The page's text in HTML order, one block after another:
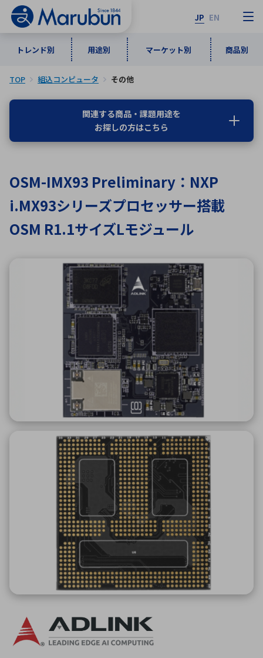
JP EN
トレンド別 用途別 マーケット別 商品別
トレンド別
インダストリアルDXソリューション
5G・Local 5G
ワイヤレス給電
ロボティクス（AI）
データセンタ・クラウド
ミリ波レーダー
ブログ｜ここから始まる最新技術
用途別
通信・ネットワーク
監視・セキュリティ
計測・検出
品質管理・検査
接着・接合
製品製造・加工
レーダ・衛星通信
シミュレーター
環境構築・開発システム
半導体・電子部品小ロット
マーケット別
情報通信 宇宙・防衛
民生 医療
商品別
計測・測定・表示機器 検査・分析機器
ICTソリューション 組立・ロボティクス
レーザー・光学部品 組込コンピュータ
特定用途向け・その他 サービス
医療機器
メーカ一覧
な行
は行 ま行
や行
ら行
わ行
B C
G
J
R S
Z
TOP 組込コンピュータ その他
関連する商品・課題用途を
お探しの方はこちら
OSM-IMX93 Preliminary：NXP
i.MX93シリーズプロセッサー搭載
OSM R1.1サイズLモジュール